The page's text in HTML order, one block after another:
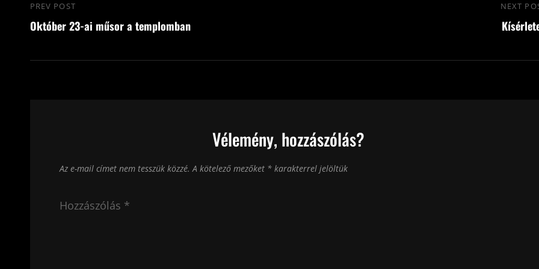
Bejegyzés
navigáció
Previous
Post
PREV POST
Október 23-ai műsor a templomban
NEXT
Vélemény, hozzászólás?
Az e-mail címet nem tesszük közzé. A kötelező mezőket * karakterrel jelöltük
Hozzászólás *